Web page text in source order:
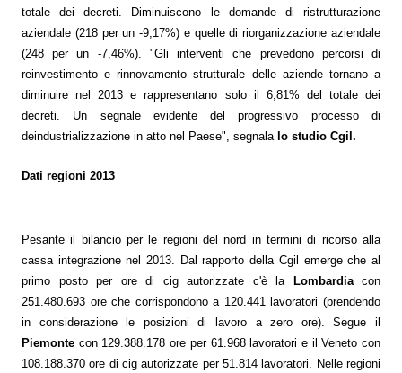
totale dei decreti. Diminuiscono le domande di ristrutturazione
aziendale (218 per un -9,17%) e quelle di riorganizzazione aziendale
(248 per un -7,46%). "Gli interventi che prevedono percorsi di
reinvestimento e rinnovamento strutturale delle aziende tornano a
diminuire nel 2013 e rappresentano solo il 6,81% del totale dei
decreti. Un segnale evidente del progressivo processo di
deindustrializzazione in atto nel Paese" , segnala lo studio Cgil.
Dati regioni 2013
Pesante il bilancio per le regioni del nord in termini di ricorso alla
cassa integrazione nel 2013. Dal rapporto della Cgil emerge che al
primo posto per ore di cig autorizzate c'è la
Lombardiacon
251.480.693 ore che corrispondono a 120.441 lavoratori (prendendo
in considerazione le posizioni di lavoro a zero ore). Segue il
Piemonte con 129.388.178 ore per 61.968 lavoratori e il Veneto con
108.188.370 ore di cig autorizzate per 51.814 lavoratori. Nelle regioni